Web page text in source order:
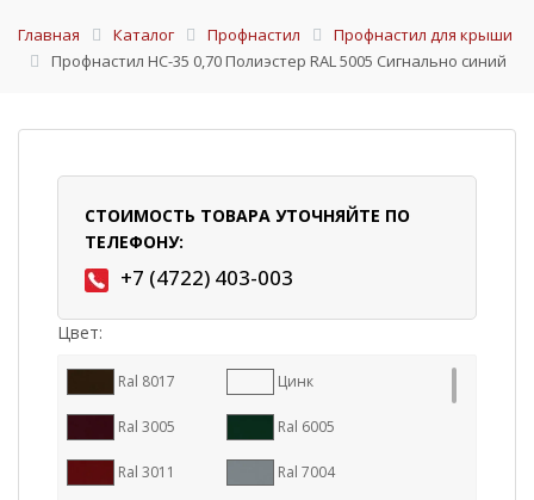
Главная Каталог Профнастил
Профнастил для крыши
Профнастил НС-35 0,70 Полиэстер RAL 5005 Сигнально синий
СТОИМОСТЬ ТОВАРА УТОЧНЯЙТЕ ПО
ТЕЛЕФОНУ:
+7 (4722) 403-003
Цвет:
Ral 8017 Цинк
Ral 3005 Ral 6005
Ral 3011 Ral 7004